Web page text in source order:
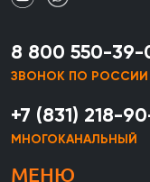
8 800 550-39-
ЗВОНОК ПО РОССИИ
+7 (831) 218-
МНОГОКАНАЛЬНЫЙ
МЕНЮ